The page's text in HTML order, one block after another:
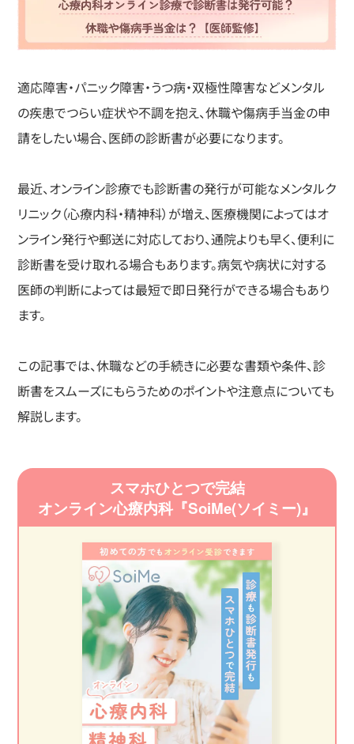
適応障害・パニック障害・うつ病・双極性障害などメンタル
の疾患でつらい症状や不調を抱え、休職や傷病手当金の申
請をしたい場合、医師の診断書が必要になります。
最近、オンライン診療でも診断書の発行が可能なメンタルク
リニック（心療内科・精神科）が増え、医療機関によってはオ
ンライン発行や郵送に対応しており、通院よりも早く、便利に
診断書を受け取れる場合もあります。病気や病状に対する
医師の判断によっては最短で即日発行ができる場合もあり
ます。
この記事では、休職などの手続きに必要な書類や条件、診
断書をスムーズにもらうためのポイントや注意点についても
解説します。
スマホひとつで完結
オンライン心療内科『SoiMe(ソイミー)』